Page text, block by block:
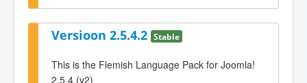
Versioon 2.5.4.2 Stable
This is the Flemish Language Pack for Joomla!
2.5.4 (v2)